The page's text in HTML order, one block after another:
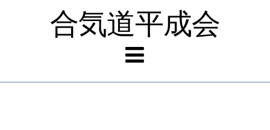
合気道平成会